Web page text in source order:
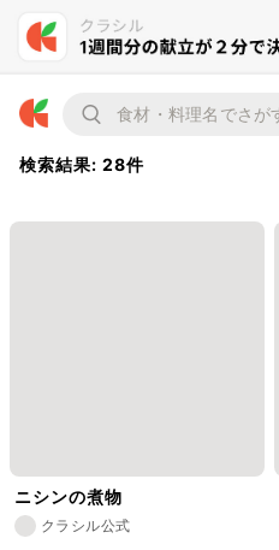
検索結果: 28件
ニシンの煮物
クラシル公式